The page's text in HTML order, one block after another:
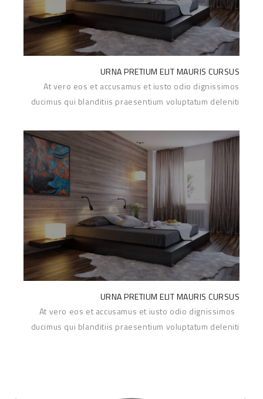
URNA PRETIUM ELIT MAURIS CURSUS
At vero eos et accusamus et iusto odio dignissimos
ducimus qui blanditiis praesentium voluptatum deleniti
URNA PRETIUM ELIT MAURIS CURSUS
At vero eos et accusamus et iusto odio dignissimos
ducimus qui blanditiis praesentium voluptatum deleniti